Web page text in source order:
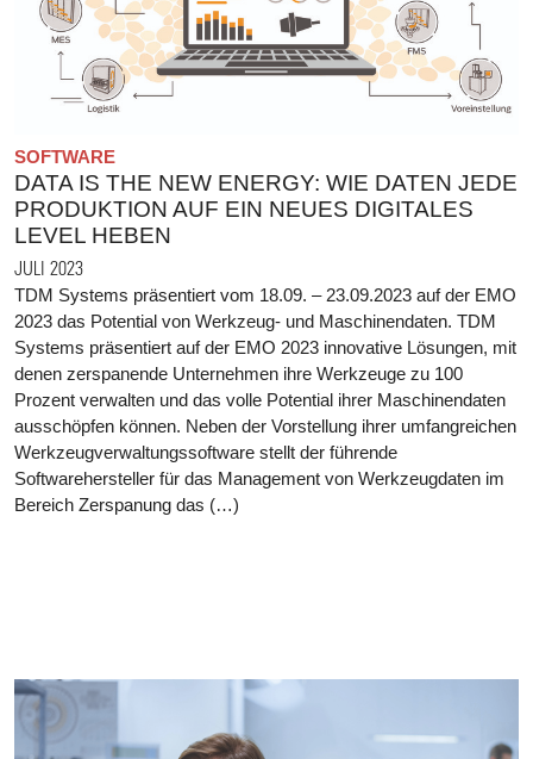
SOFTWARE
DATA IS THE NEW ENERGY: WIE DATEN JEDE
PRODUKTION AUF EIN NEUES DIGITALES
LEVEL HEBEN
JULI 2023
TDM Systems präsentiert vom 18.09. – 23.09.2023 auf der EMO
2023 das Potential von Werkzeug- und Maschinendaten. TDM
Systems präsentiert auf der EMO 2023 innovative Lösungen, mit
denen zerspanende Unternehmen ihre Werkzeuge zu 100
Prozent verwalten und das volle Potential ihrer Maschinendaten
ausschöpfen können. Neben der Vorstellung ihrer umfangreichen
Werkzeugverwaltungssoftware stellt der führende
Softwarehersteller für das Management von Werkzeugdaten im
Bereich Zerspanung das (…)